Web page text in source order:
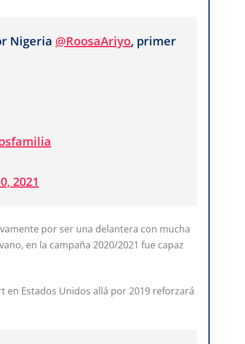
Nigeria @RoosaAriyo, primer
2021
por ser una delantera con mucha
en la campaña 2020/2021 fue capaz
en Estados Unidos allá por 2019 reforzará